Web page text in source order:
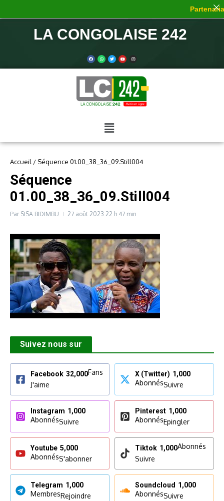
LA CONGOLAISE 242
Accueil / Séquence 01.00_38_36_09.Still004
Séquence
01.00_38_36_09.Still004
Par SISA BIDIMBU 27 août 2023 22 h 47 min
Suivez nous sur
Facebook 32,000Fans
J'aime
X (Twitter) 1,000
AbonnésSuivre
Instagram 1,000
AbonnésSuivre
Pinterest 1,000
AbonnésEpingler
Youtube 5,000
AbonnésS'abonner
Tiktok 1,000Abonnés
Suivre
Telegram 1,000
MembresRejoindre
Soundcloud 1,000
AbonnésSuivre